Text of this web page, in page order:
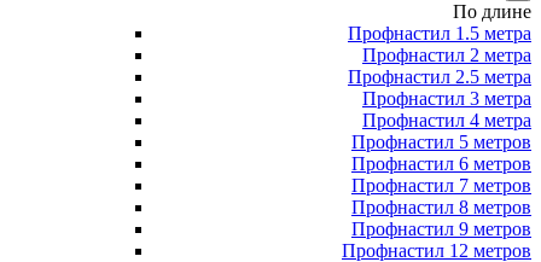
По длине
Профнастил 1.5 метра
Профнастил 2 метра
Профнастил 2.5 метра
Профнастил 3 метра
Профнастил 4 метра
Профнастил 5 метров
Профнастил 6 метров
Профнастил 7 метров
Профнастил 8 метров
Профнастил 9 метров
Профнастил 12 метров